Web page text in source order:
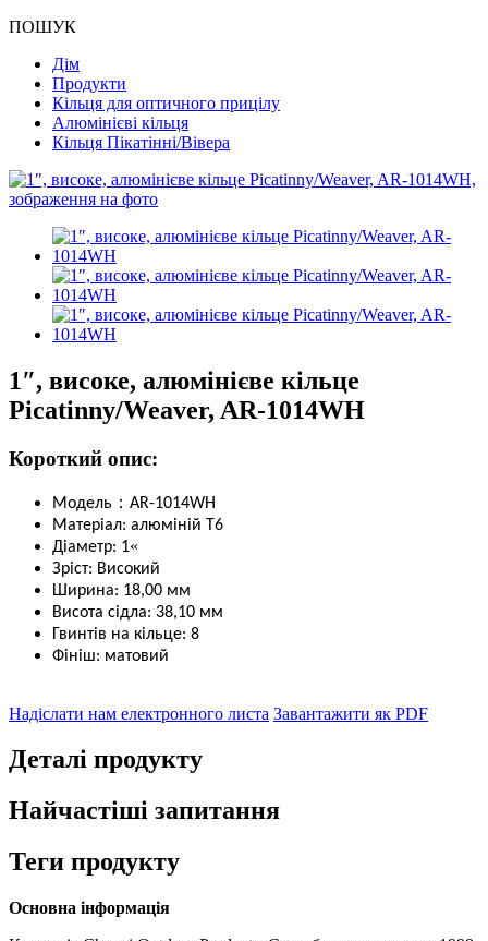
ПОШУК
Дім
Продукти
Кільця для оптичного прицілу
Алюмінієві кільця
Кільця Пікатінні/Вівера
1″, високе, алюмінієве кільце
Picatinny/Weaver, AR-1014WH
Короткий опис:
Модель ： AR-1014WH
Матеріал: алюміній T6
Діаметр: 1«
Зріст: Високий
Ширина: 18,00 мм
Висота сідла: 38,10 мм
Гвинтів на кільце: 8
Фініш: матовий
Надіслати нам електронного листа Завантажити як PDF
Деталі продукту
Найчастіші запитання
Теги продукту
Основна інформація